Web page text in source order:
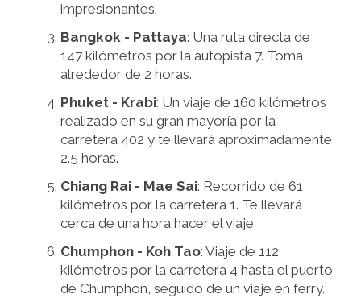
impresionantes.
Bangkok - Pattaya: Una ruta directa de
147 kilómetros por la autopista 7. Toma
alrededor de 2 horas.
Phuket - Krabi: Un viaje de 160 kilómetros
realizado en su gran mayoría por la
carretera 402 y te llevará aproximadamente
2.5 horas.
Chiang Rai - Mae Sai: Recorrido de 61
kilómetros por la carretera 1. Te llevará
cerca de una hora hacer el viaje.
Chumphon - Koh Tao: Viaje de 112
kilómetros por la carretera 4 hasta el puerto
de Chumphon, seguido de un viaje en ferry.